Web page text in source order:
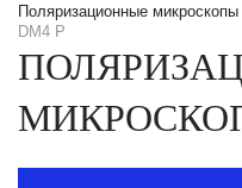
Поляризационные микроскопы
DM4 P
МИКРОСКОП